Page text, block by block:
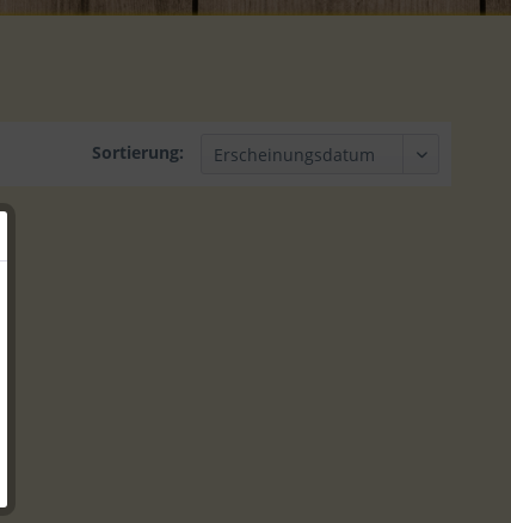
Sortierung: